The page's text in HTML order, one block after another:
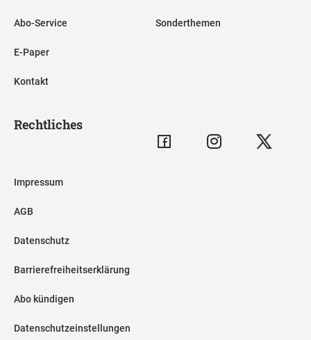
Abo-Service
E-Paper
Kontakt
Sonderthemen
Rechtliches
Impressum
AGB
Datenschutz
Barrierefreiheitserklärung
Abo kündigen
Datenschutzeinstellungen